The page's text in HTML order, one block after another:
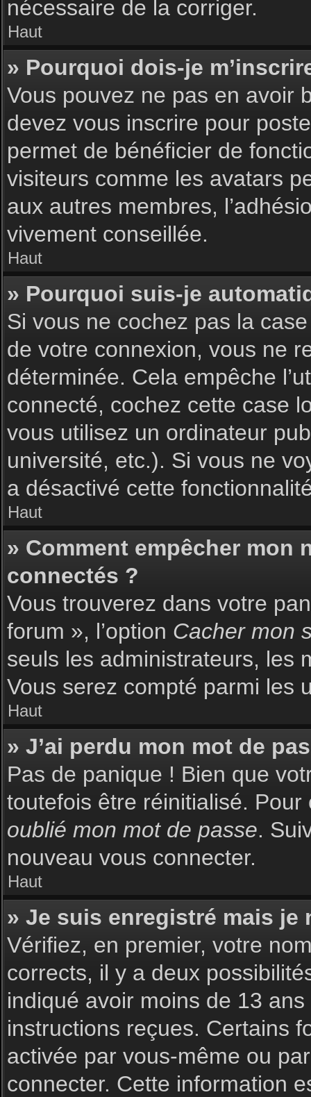
nécessaire de la corriger.
Haut
» Pourquoi dois-je
Vous pouvez ne pas en avoir
devez vous inscrire pour
permet de bénéficier de
visiteurs comme les avatars
aux autres membres,
vivement conseillée.
Haut
» Pourquoi suis-je
Si vous ne cochez pas la
de votre connexion, vous ne
déterminée. Cela empêche
connecté, cochez cette case
vous utilisez un ordinateur
université, etc.). Si vous ne
a désactivé cette
Haut
» Comment empêcher mon
connectés ?
Vous trouverez dans votre
forum », l’option Cacher mon
seuls les administrateurs, les
Vous serez compté parmi les
Haut
» J’ai perdu mon mot de
Pas de panique ! Bien que
toutefois être réinitialisé.
oublié mon mot de passe.
nouveau vous connecter.
Haut
» Je suis enregistré mais je
Vérifiez, en premier, votre
corrects, il y a deux
indiqué avoir moins de 13
instructions reçues. Certains
activée par vous-même ou
connecter. Cette information